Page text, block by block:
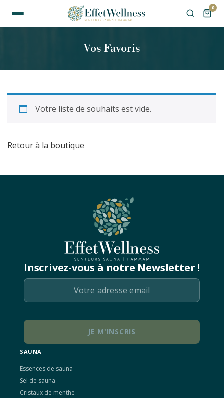
0
Vos Favoris
Votre liste de souhaits est vide.
Retour à la boutique
Inscrivez-vous à notre Newsletter !
SAUNA
Essences de sauna
Sel de sauna
Cristaux de menthe